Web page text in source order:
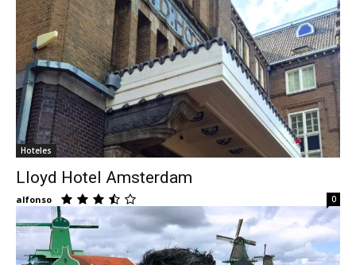
Thru
My
Hoteles
Lloyd Hotel Amsterdam
alfonso 0